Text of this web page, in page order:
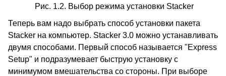
Рис. 1.2. Выбор режима установки Stacker
Теперь вам надо выбрать способ установки пакета
Stacker на компьютер. Stacker 3.0 можно устанавливать
двумя способами. Первый способ называется "Express
Setup" и подразумевает быструю установку с
минимумом вмешательства со стороны. При выборе